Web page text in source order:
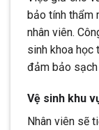
bảo tính thẩm
nhân viên.
sinh khoa học
đảm bảo sạch
Vệ sinh khu
Nhân viên sẽ